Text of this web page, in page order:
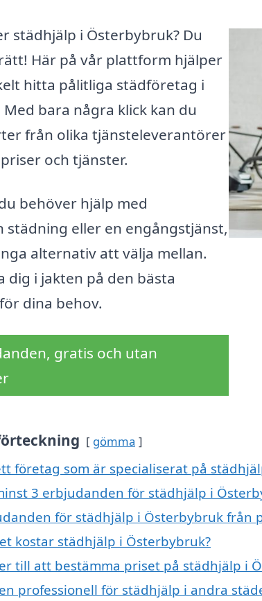
städhjälp i Österbybruk? Du
Här på vår plattform hjälper
hitta pålitliga städföretag i
bara några klick kan du
från olika tjänsteleverantörer
och tjänster.
behöver hjälp med
städning eller en engångstjänst,
alternativ att välja mellan.
dig i jakten på den bästa
dina behov.
gratis och utan
gömma
företag som är specialiserat på
3 erbjudanden för städhjälp i
för städhjälp i Österbybruk från
kostar städhjälp i Österbybruk?
till att bestämma priset på städhjälp i
professionell för städhjälp i andra